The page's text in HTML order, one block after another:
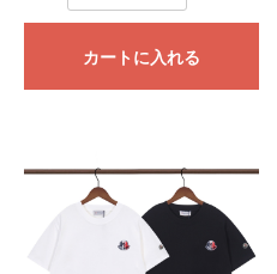
カートに入れる